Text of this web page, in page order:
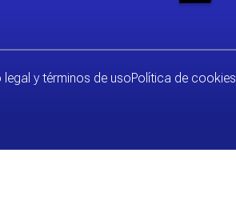
legal y términos de usoPolítica de cookies